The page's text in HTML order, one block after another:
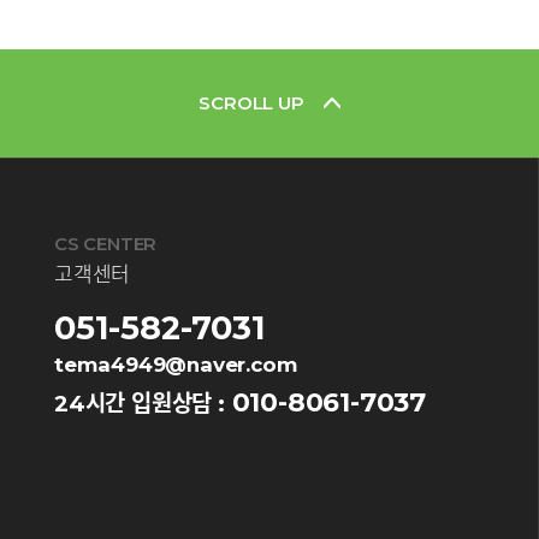
SCROLL UP
CS CENTER
고객센터
051-582-7031
tema4949@naver.com
24시간 입원상담 : 010-8061-7037